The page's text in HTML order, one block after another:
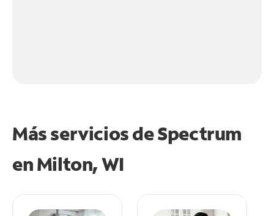
Más servicios de Spectrum
enMilton, WI